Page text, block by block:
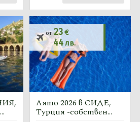
от 23€
44лв.
Лято 2026 в СИДЕ,
Турция -собствен